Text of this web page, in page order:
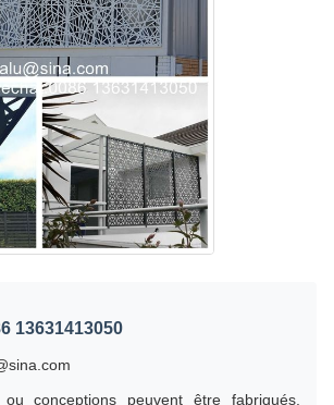
13631413050
conceptions peuvent être fabriqués.